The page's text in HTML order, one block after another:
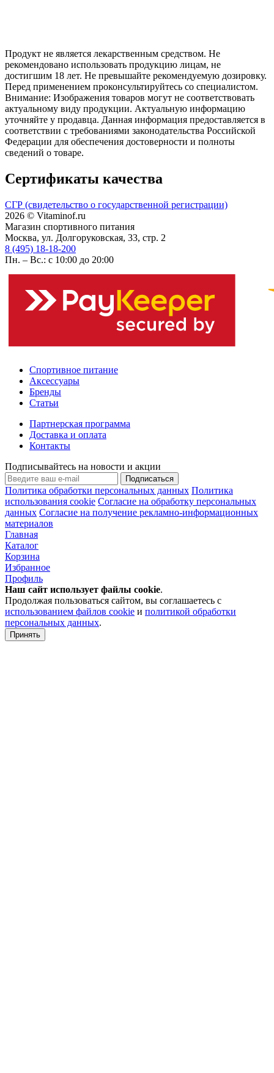
Продукт не является лекарственным средством. Не
рекомендовано использовать продукцию лицам, не
достигшим 18 лет. Не превышайте рекомендуемую дозировку.
Перед применением проконсультируйтесь со специалистом.
Внимание: Изображения товаров могут не соответствовать
актуальному виду продукции. Актуальную информацию
уточняйте у продавца. Данная информация предоставляется в
соответствии с требованиями законодательства Российской
Федерации для обеспечения достоверности и полноты
сведений о товаре.
Сертификаты качества
СГР (свидетельство о государственной регистрации)
2026 © Vitaminof.ru
Магазин спортивного питания
Москва, ул. Долгоруковская, 33, стр. 2
8 (495) 18-18-200
Пн. – Вс.: с 10:00 до 20:00
Спортивное питание
Аксессуары
Бренды
Статьи
Партнерская программа
Доставка и оплата
Контакты
Подписывайтесь на новости и акции
Подписаться
Политика обработки персональных данных Политика
использования cookie Согласие на обработку персональных
данных Согласие на получение рекламно-информационных
материалов
Главная
Каталог
Корзина
Избранное
Профиль
Наш сайт использует файлы cookie.
Продолжая пользоваться сайтом, вы соглашаетесь с
использованием файлов cookie и политикой обработки
персональных данных.
Принять